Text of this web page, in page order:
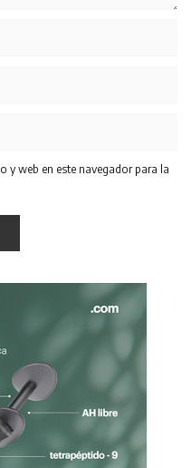
y web en este navegador para la